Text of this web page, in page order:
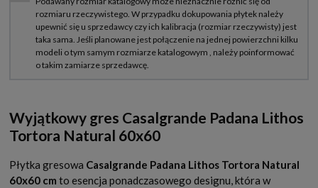
Wyjątkowy gres Casalgrande Padana Lithos
Tortora Natural 60x60
Płytka gresowa Casalgrande Padana Lithos Tortora Natural
60x60 cm to esencja ponadczasowego designu, która w